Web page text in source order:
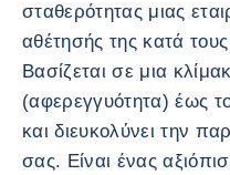
σταθερότητας μιας
αθέτησής της κατά
Βασίζεται σε μια
(αφερεγγυότητα) έως
και διευκολύνει την
σας. Είναι ένας